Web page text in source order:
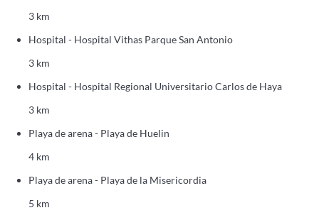
3 km
Hospital - Hospital Vithas Parque San Antonio
3 km
Hospital - Hospital Regional Universitario Carlos de Haya
3 km
Playa de arena - Playa de Huelin
4 km
Playa de arena - Playa de la Misericordia
5 km